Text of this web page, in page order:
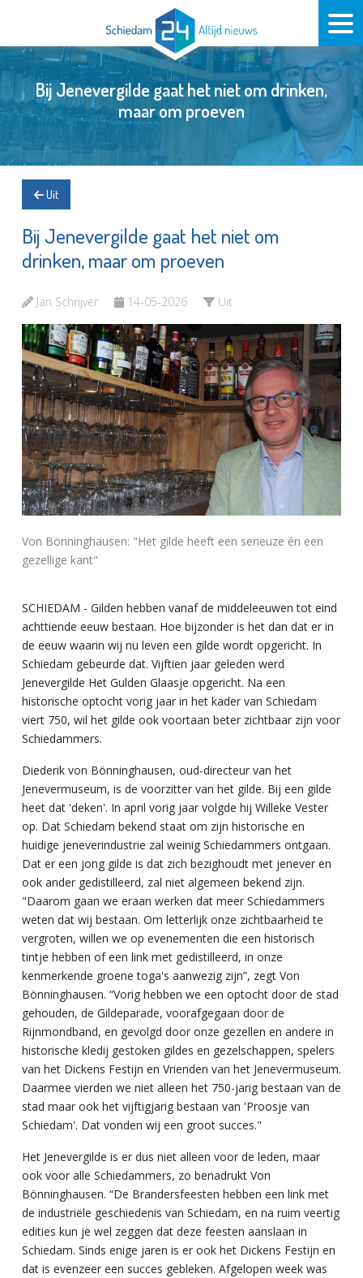
Bij Jenevergilde gaat het niet om drinken,
maar om proeven
Uit
Bij Jenevergilde gaat het niet om
drinken, maar om proeven
Jan Schrijver 14-05-2026 Uit
Von Bönninghausen: "Het gilde heeft een serieuze én een
gezellige kant"
SCHIEDAM - Gilden hebben vanaf de middeleeuwen tot eind
achttiende eeuw bestaan. Hoe bijzonder is het dan dat er in
de eeuw waarin wij nu leven een gilde wordt opgericht. In
Schiedam gebeurde dat. Vijftien jaar geleden werd
Jenevergilde Het Gulden Glaasje opgericht. Na een
historische optocht vorig jaar in het kader van Schiedam
viert 750, wil het gilde ook voortaan beter zichtbaar zijn voor
Schiedammers.
Diederik von Bönninghausen, oud-directeur van het
Jenevermuseum, is de voorzitter van het gilde. Bij een gilde
heet dat 'deken'. In april vorig jaar volgde hij Willeke Vester
op. Dat Schiedam bekend staat om zijn historische en
huidige jeneverindustrie zal weinig Schiedammers ontgaan.
Dat er een jong gilde is dat zich bezighoudt met jenever en
ook ander gedistilleerd, zal niet algemeen bekend zijn.
"Daarom gaan we eraan werken dat meer Schiedammers
weten dat wij bestaan. Om letterlijk onze zichtbaarheid te
vergroten, willen we op evenementen die een historisch
tintje hebben of een link met gedistilleerd, in onze
kenmerkende groene toga's aanwezig zijn”, zegt Von
Bönninghausen. “Vorig hebben we een optocht door de stad
gehouden, de Gildeparade, voorafgegaan door de
Rijnmondband, en gevolgd door onze gezellen en andere in
historische kledij gestoken gildes en gezelschappen, spelers
van het Dickens Festijn en Vrienden van het Jenevermuseum.
Daarmee vierden we niet alleen het 750-jarig bestaan van de
stad maar ook het vijftigjarig bestaan van 'Proosje van
Schiedam'. Dat vonden wij een groot succes."
Het Jenevergilde is er dus niet alleen voor de leden, maar
ook voor alle Schiedammers, zo benadrukt Von
Bönninghausen. “De Brandersfeesten hebben een link met
de industriële geschiedenis van Schiedam, en na ruim veertig
edities kun je wel zeggen dat deze feesten aanslaan in
Schiedam. Sinds enige jaren is er ook het Dickens Festijn en
dat is evenzeer een succes gebleken. Afgelopen week was